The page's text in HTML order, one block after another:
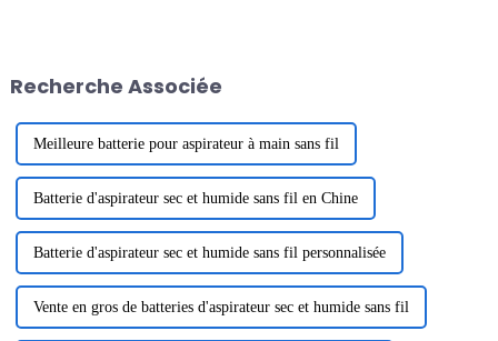
tous...
Recherche Associée
Meilleure batterie pour aspirateur à main sans fil
Batterie d'aspirateur sec et humide sans fil en Chine
Batterie d'aspirateur sec et humide sans fil personnalisée
Vente en gros de batteries d'aspirateur sec et humide sans fil